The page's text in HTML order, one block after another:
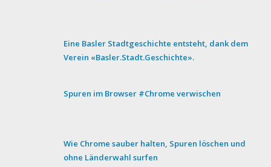
Eine Basler Stadtgeschichte entsteht, dank dem
Verein «Basler.Stadt.Geschichte».
Spuren im Browser #Chrome verwischen
Wie Chrome sauber halten, Spuren löschen und
ohne Länderwahl surfen